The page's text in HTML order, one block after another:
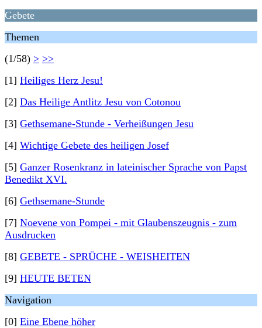
Gebete
Themen
(1/58) > >>
[1] Heiliges Herz Jesu!
[2] Das Heilige Antlitz Jesu von Cotonou
[3] Gethsemane-Stunde - Verheißungen Jesu
[4] Wichtige Gebete des heiligen Josef
[5] Ganzer Rosenkranz in lateinischer Sprache von Papst
Benedikt XVI.
[6] Gethsemane-Stunde
[7] Noevene von Pompei - mit Glaubenszeugnis - zum
Ausdrucken
[8] GEBETE - SPRÜCHE - WEISHEITEN
[9] HEUTE BETEN
Navigation
[0] Eine Ebene höher